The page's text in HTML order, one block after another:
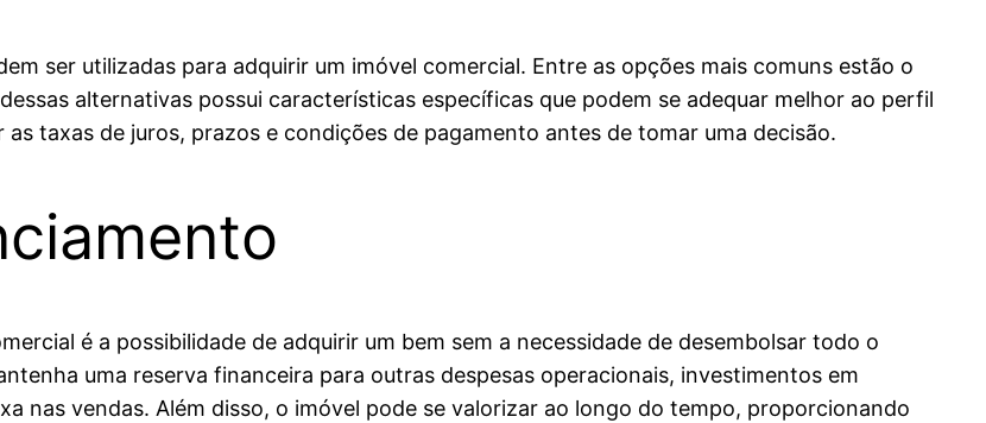
ser utilizadas para adquirir um imóvel comercial. Entre as opções mais comuns estão o
alternativas possui características específicas que podem se adequar melhor ao perfil
taxas de juros, prazos e condições de pagamento antes de tomar uma decisão.
é a possibilidade de adquirir um bem sem a necessidade de desembolsar todo o
uma reserva financeira para outras despesas operacionais, investimentos em
nas vendas. Além disso, o imóvel pode se valorizar ao longo do tempo, proporcionando